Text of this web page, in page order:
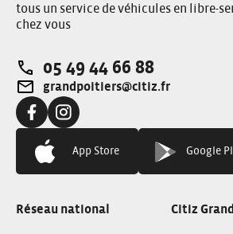
tous un service de véhicules en libre-
chez vous
Téléphone:
05 49 44 66 88
Adresse e-mail:
grandpoitiers@citiz.fr
Facebook:Instagram:
App Store Google
Réseau national Citiz